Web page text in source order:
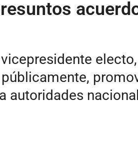
autoridades